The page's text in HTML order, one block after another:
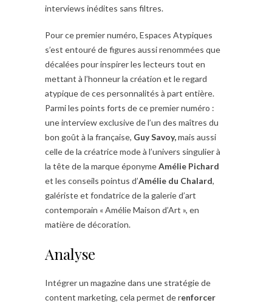
interviews inédites sans filtres.
Pour ce premier numéro, Espaces Atypiques
s’est entouré de figures aussi renommées que
décalées pour inspirer les lecteurs tout en
mettant à l’honneur la création et le regard
atypique de ces personnalités à part entière.
Parmi les points forts de ce premier numéro :
une interview exclusive de l’un des maîtres du
bon goût à la française, Guy Savoy,mais aussi
celle de la créatrice mode à l’univers singulier à
la tête de la marque éponymeAmélie Pichard
et les conseils pointus d’Amélie du Chalard,
galériste et fondatrice de la galerie d’art
contemporain « Amélie Maison d’Art », en
matière de décoration.
Analyse
Intégrer un magazine dans une stratégie de
content marketing, cela permet de renforcer